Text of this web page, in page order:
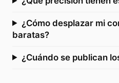
¿Cómo desplazar mi
baratas?
¿Cuándo se publican